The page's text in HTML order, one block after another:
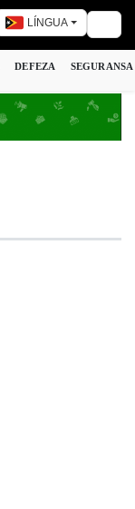
LÍNGUA
DEFEZA SEGURANSA